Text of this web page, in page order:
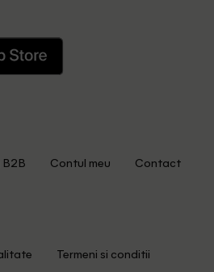
B2B Contul meu Contact
Termeni si conditii